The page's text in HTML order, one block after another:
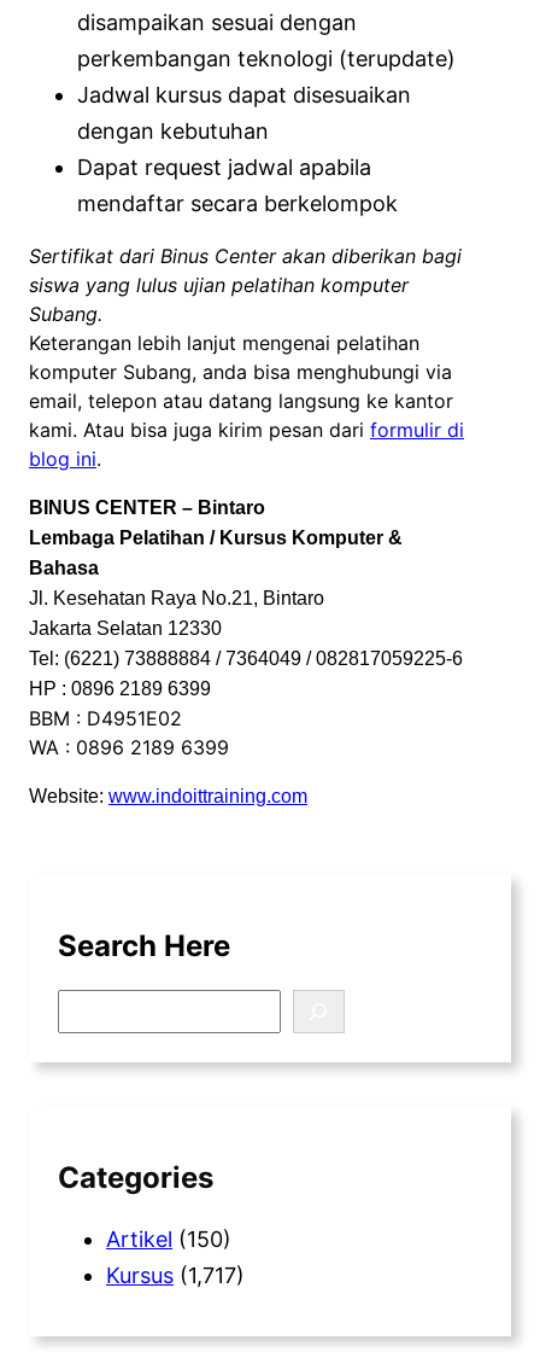
disampaikan sesuai dengan
perkembangan teknologi (terupdate)
Jadwal kursus dapat disesuaikan
dengan kebutuhan
Dapat request jadwal apabila
mendaftar secara berkelompok
Sertifikat dari Binus Center akan diberikan bagi
siswa yang lulus ujian pelatihan komputer
Subang.
Keterangan lebih lanjut mengenai pelatihan
komputer Subang, anda bisa menghubungi via
email, telepon atau datang langsung ke kantor
kami. Atau bisa juga kirim pesan dari formulir di
blog ini.
BINUS CENTER – Bintaro
Lembaga Pelatihan / Kursus Komputer &
Bahasa
Jl. Kesehatan Raya No.21, Bintaro
Jakarta Selatan 12330
Tel: (6221) 73888884 / 7364049 / 082817059225-6
HP : 0896 2189 6399
BBM : D4951E02
WA : 0896 2189 6399
Website: www.indoittraining.com
Search Here
e
a
Categories
Artikel (150)
Kursus (1,717)